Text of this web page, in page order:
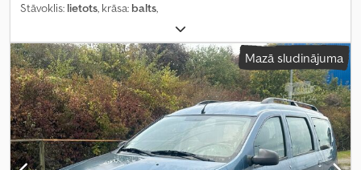
Stāvoklis: lietots, krāsa: balts,
Mazā sludinājuma